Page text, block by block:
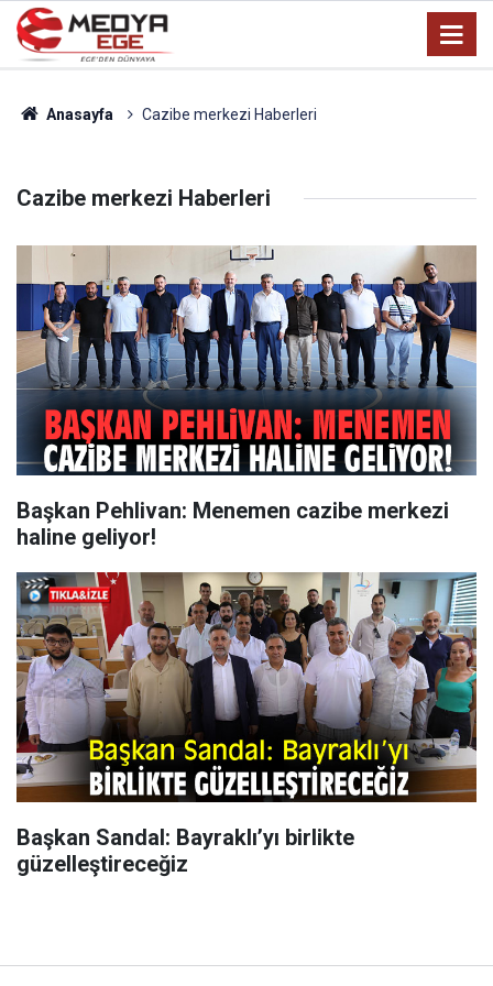
Anasayfa Cazibe merkezi Haberleri
Cazibe merkezi Haberleri
Başkan Pehlivan: Menemen cazibe merkezi
haline geliyor!
Başkan Sandal: Bayraklı’yı birlikte
güzelleştireceğiz